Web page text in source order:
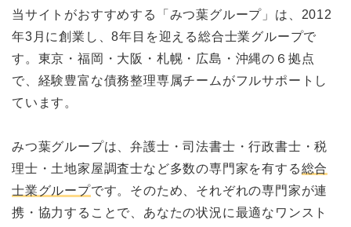
当サイトがおすすめする「みつ葉グループ」は、2012
年3月に創業し、8年目を迎える総合士業グループで
す。東京・福岡・大阪・札幌・広島・沖縄の６拠点
で、経験豊富な債務整理専属チームがフルサポートし
ています。
みつ葉グループは、弁護士・司法書士・行政書士・税
理士・土地家屋調査士など多数の専門家を有する総合
士業グループです。そのため、それぞれの専門家が連
携・協力することで、あなたの状況に最適なワンスト